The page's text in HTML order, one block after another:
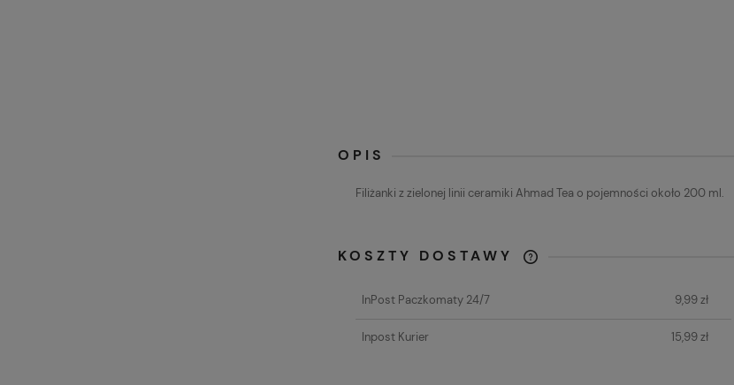
OPIS
Filiżanki z zielonej linii ceramiki Ahmad Tea o pojemności około 200 ml.
KOSZTY DOSTAWY
CENA NIE ZAWIERA
InPost Paczkomaty 24/7 9,99 zł
Inpost Kurier 15,99 zł